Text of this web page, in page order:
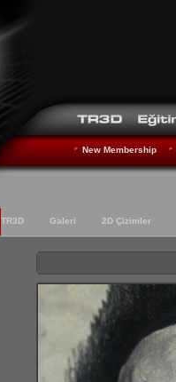
New Membership
TR3D Galeri 2D Çizimler